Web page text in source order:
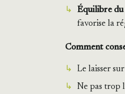
Équilibre du
favorise la
Comment
Le laisser
Ne pas trop